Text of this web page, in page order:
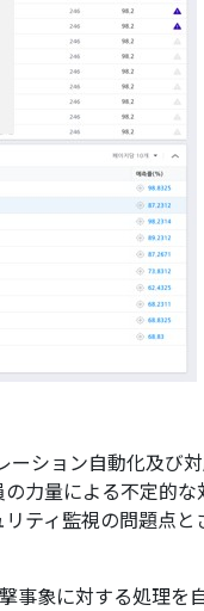
ーション自動化及び
力量による不定的な
ティ監視の問題点と
事象に対する処理を